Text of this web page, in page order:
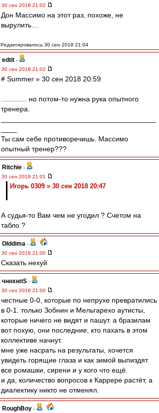
30 сен 2018 21:02
Дон Массимо на этот раз, похоже, не
вырулить…
Редактировалось 30 сен 2018 21:04
edtit -
30 сен 2018 21:02
# Summer » 30 сен 2018 20:59
............. но потом-то нужна рука опытного
тренера.
Ты сам себе противоречишь. Массимо
опытный тренер???
Ritchie -
30 сен 2018 21:01
Игорь 0309 » 30 сен 2018 20:47
А судья-то Вам чем не угодил ? Счетом на
табло ?
Olddima -
30 сен 2018 21:00
Сказать нехуй
чннхнпS -
30 сен 2018 21:00
честные 0-0, которые по непрухе превратились
в 0-1. только Зобнин и Мельгарехо аутисты,
которые ничего не видят и пашут. а бразилам
вот похую, они последние, кто пахать в этом
коллективе начнут.
мне уже насрать на результаты, хочется
увидеть горящие глаза и как зимой выпиздят
все ромашки, сирени и у кого что ещё.
и да, количество вопросов к Каррере растёт, а
диалектику никто не отменял.
RoughBoy -